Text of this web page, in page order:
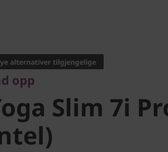
Slim 7i Pro
alternativer tilgjengelige
opp
Slim 7i